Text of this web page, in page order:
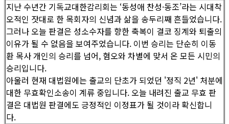
지난 수년간 기독교대한감리회는 ‘동성애 찬성·동조’라는 시대착
오적인 잣대로 한 목회자의 신념과 삶을 송두리째 흔들었습니다.
그러나 오늘 판결은 성소수자를 향한 축복이 결코 징계와 퇴출의
이유가 될 수 없음을 보여주었습니다. 이번 승리는 단순히 이동
환 목사 개인의 승리를 넘어, 혐오와 차별에 맞서 온 모든 시민의
승리입니다.
아울러 현재 대법원에는 출교의 단초가 되었던 '정직 2년' 처분에
대한 무효확인소송이 계류 중입니다. 오늘 내려진 출교 무효 판
결은 대법원 판결에도 긍정적인 이정표가 될 것이라 확신합니
다.